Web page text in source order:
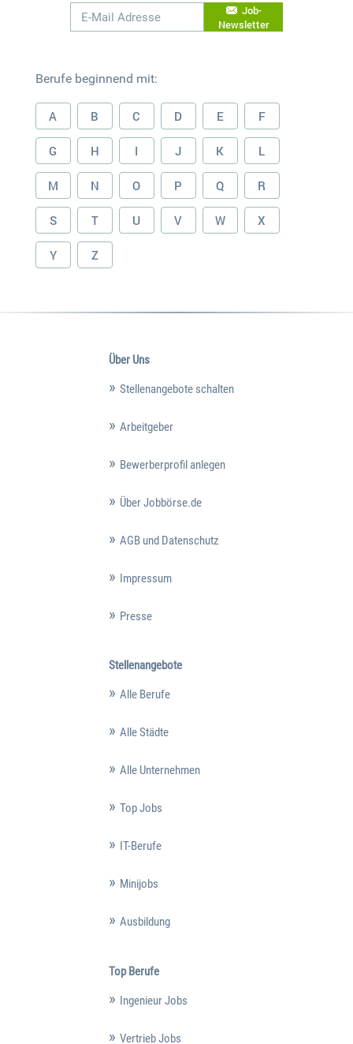
Job-
Newsletter
Berufe beginnend mit:
A B C D E F
G H I J K L
M N O P Q R
S T U V W X
Y Z
Über Uns
Stellenangebote schalten
Arbeitgeber
Bewerberprofil anlegen
Über Jobbörse.de
AGB und Datenschutz
Impressum
Presse
Stellenangebote
Alle Berufe
Alle Städte
Alle Unternehmen
Top Jobs
IT-Berufe
Minijobs
Ausbildung
Top Berufe
Ingenieur Jobs
Vertrieb Jobs